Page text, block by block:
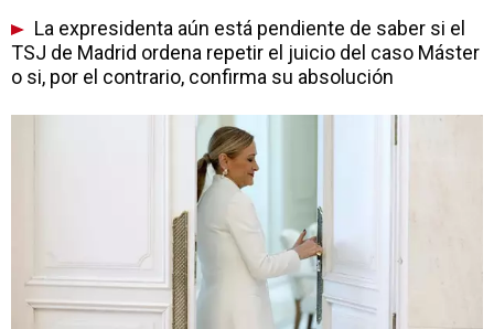
La expresidenta aún está pendiente de saber si el
TSJ de Madrid ordena repetir el juicio del caso Máster
o si, por el contrario, confirma su absolución